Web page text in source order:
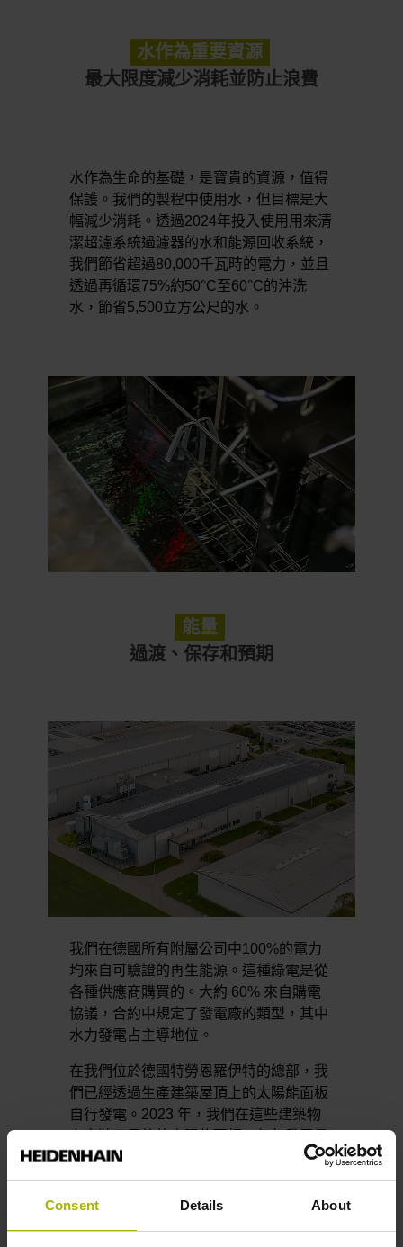
Consent Details About
水作為重要資源
最大限度減少消耗並防止浪費
水作為生命的基礎，是寶貴的資源，值得
保護。我們的製程中使用水，但目標是大
幅減少消耗。透過2024年投入使用用來清
潔超濾系統過濾器的水和能源回收系統，
我們節省超過80,000千瓦時的電力，並且
透過再循環75%約50°C至60°C的沖洗
水，節省5,500立方公尺的水。
能量
過渡、保存和預期
我們在德國所有附屬公司中100%的電力
均來自可驗證的再生能源。這種綠電是從
各種供應商購買的。大約 60% 來自購電
協議，合約中規定了發電廠的類型，其中
水力發電占主導地位。
在我們位於德國特勞恩羅伊特的總部，我
們已經透過生產建築屋頂上的太陽能面板
自行發電。2023 年，我們在這些建築物
約為 820 MWh。還有更多正在規劃中。
我們也計劃在總部附近建造兩台公司自有
的風力渦輪機。在熱能方面，特勞恩羅伊